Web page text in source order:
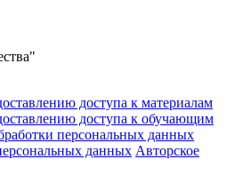
доступа к материалам
доступа к обучающим
персональных данных
данных Авторское